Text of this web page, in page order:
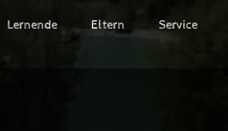
Lernende Eltern Service